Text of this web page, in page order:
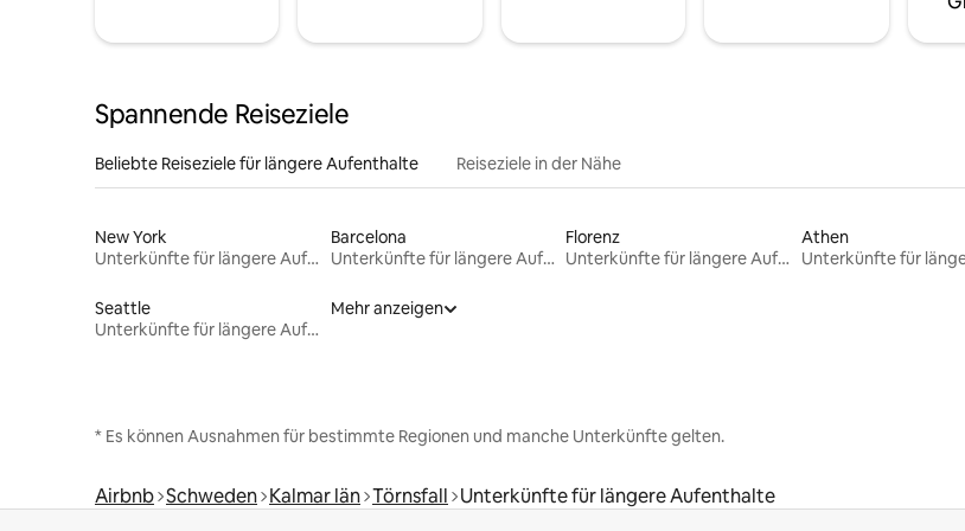
Spannende Reiseziele
Beliebte Reiseziele für längere Aufenthalte Reiseziele in der Nähe
New York
Unterkünfte für längere Aufenthalte
Barcelona
Unterkünfte für längere Aufenthalte
Florenz
Unterkünfte für längere Aufenthalte
Athen
Seattle
Unterkünfte für längere Aufenthalte
Mehr anzeigen
* Es können Ausnahmen für bestimmte Regionen und manche Unterkünfte gelten.
Airbnb Schweden Kalmar län Törnsfall Unterkünfte für längere Aufenthalte